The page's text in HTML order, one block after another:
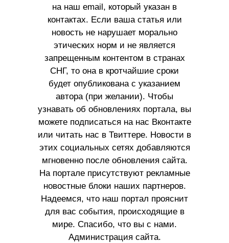
на наш email, который указан в
контактах. Если ваша статья или
новость не нарушает морально
этических норм и не является
запрещенным контентом в странах
СНГ, то она в кротчайшие сроки
будет опубликована с указанием
автора (при желании). Чтобы
узнавать об обновлениях портала, вы
можете подписаться на нас Вконтакте
или читать нас в Твиттере. Новости в
этих социальных сетях добавляются
мгновенно после обновления сайта.
На портале присутствуют рекламные
новостные блоки наших партнеров.
Надеемся, что наш портал прояснит
для вас события, происходящие в
мире. Спасибо, что вы с нами.
Администрация сайта.